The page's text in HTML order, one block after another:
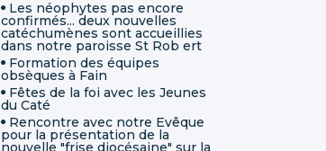
Les néophytes pas encore
confirmés... deux nouvelles
catéchumènes sont accueillies
dans notre paroisse St Rob ert
Formation des équipes
obsèques à Fain
Fêtes de la foi avec les Jeunes
du Caté
Rencontre avec notre Evêque
pour la présentation de la
nouvelle "frise diocésaine" sur la